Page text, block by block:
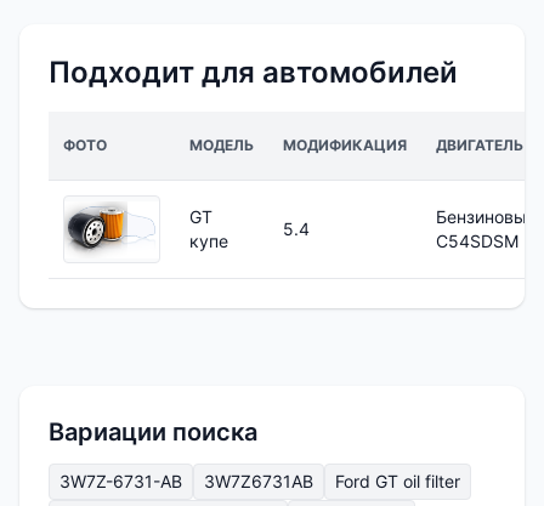
Подходит для автомобилей
ФОТО МОДЕЛЬ МОДИФИКАЦИЯ ДВИГАТЕЛЬ
GT
купе
5.4
Бензиновый
C54SDSM
Вариации поиска
3W7Z-6731-AB 3W7Z6731AB
Ford GT oil filter